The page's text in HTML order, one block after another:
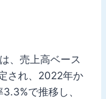
、売上高ベース
され、2022年か
で推移し、